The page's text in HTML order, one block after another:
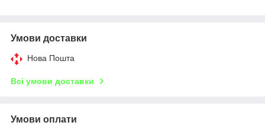
Умови доставки
Нова Пошта
Всі умови доставки
Умови оплати